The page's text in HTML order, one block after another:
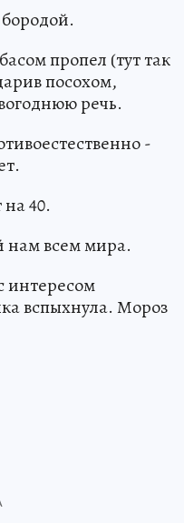
пропел (тут так
посохом,
речь.
-
40.
всем мира.
интересом
вспыхнула. Мороз